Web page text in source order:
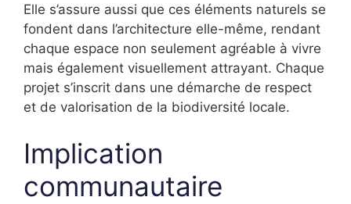
Elle s’assure aussi que ces éléments naturels se
fondent dans l’architecture elle-même, rendant
chaque espace non seulement agréable à vivre
mais également visuellement attrayant. Chaque
projet s’inscrit dans une démarche de respect
et de valorisation de la biodiversité locale.
Implication
communautaire